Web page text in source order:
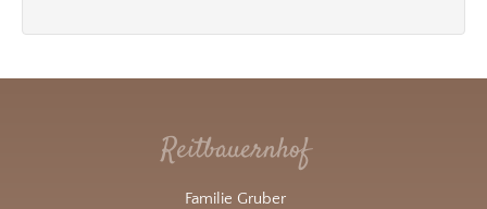
Reitbauernhof
Familie Gruber